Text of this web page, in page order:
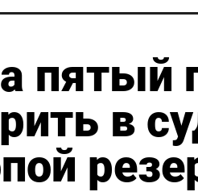
пятый
в